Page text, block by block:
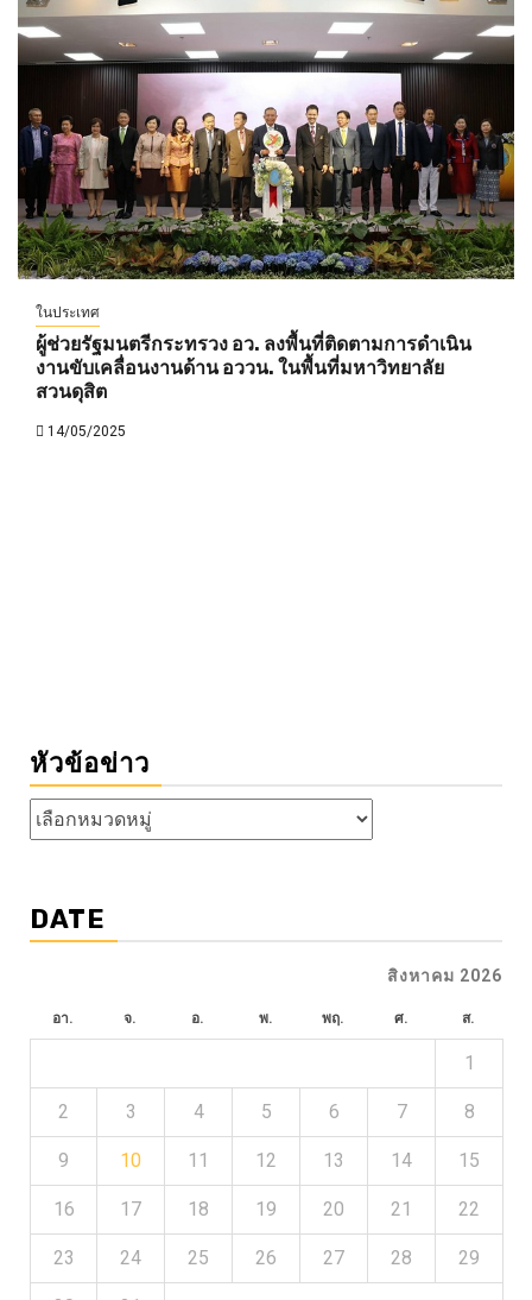
ในประเทศ
ผู้ช่วยรัฐมนตรีกระทรวง อว. ลงพื้นที่ติดตามการดำเนิน
งานขับเคลื่อนงานด้าน อววน. ในพื้นที่มหาวิทยาลัย
สวนดุสิต
14/05/2025
หัวข้อข่าว
หัวข้อ
ข่าว
DATE
สิงหาคม 2026
อา. จ. อ. พ. พฤ. ศ. ส.
1
2 3 4 5 6 7 8
9 10 11 12 13 14 15
16 17 18 19 20 21 22
23 24 25 26 27 28 29